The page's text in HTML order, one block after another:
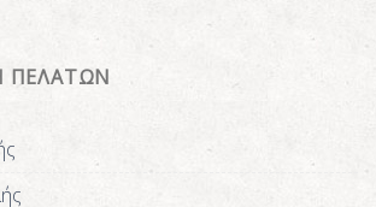
ΠΕΛΑΤΩΝ